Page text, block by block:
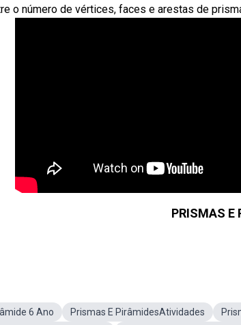
o número de vértices, faces e arestas de
PRISMAS E
6 Ano Prismas E PirâmidesAtividades